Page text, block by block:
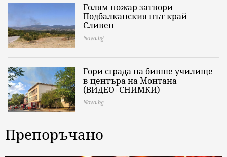
Голям пожар затвори
Подбалканския път край
Сливен
Nova.bg
Гори сграда на бивше училище
в центъра на Монтана
(ВИДЕО+СНИМКИ)
Nova.bg
Препоръчано